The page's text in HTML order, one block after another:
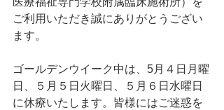
ご利用いただき誠にありがとうござい
ます。
ゴールデンウイーク中は、5月４日月曜
日、５月５日火曜日、５月６日水曜日
に休療いたします。皆様にはご迷惑を